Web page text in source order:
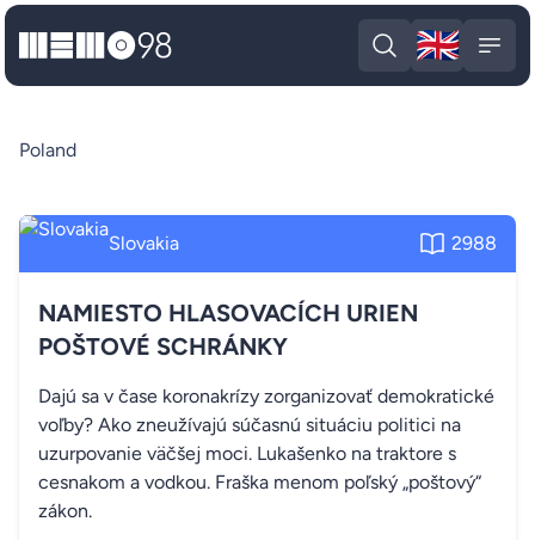
MEMO98
Open search
🇬🇧
Poland
Slovakia 2988
NAMIESTO HLASOVACÍCH URIEN
POŠTOVÉ SCHRÁNKY
Dajú sa v čase koronakrízy zorganizovať demokratické
voľby? Ako zneužívajú súčasnú situáciu politici na
uzurpovanie väčšej moci. Lukašenko na traktore s
cesnakom a vodkou. Fraška menom poľský „poštový“
zákon.